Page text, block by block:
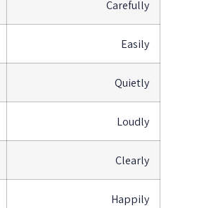
Carefully
Easily
Quietly
Loudly
Clearly
Happily